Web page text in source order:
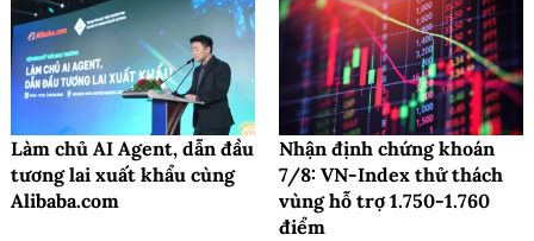
Làm chủ AI Agent, dẫn đầu
tương lai xuất khẩu cùng
Alibaba.com
Nhận định chứng khoán
7/8: VN-Index thử thách
vùng hỗ trợ 1.750-1.760
điểm